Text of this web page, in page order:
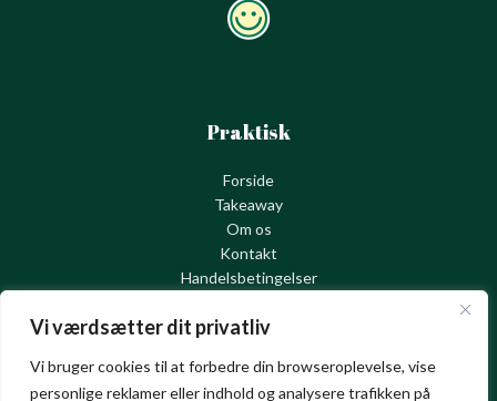
Vi værdsætter dit privatliv
Vi bruger cookies til at forbedre din browseroplevelse, vise
personlige reklamer eller indhold og analysere trafikken på
Praktisk
Forside
Takeaway
Om os
Kontakt
Handelsbetingelser